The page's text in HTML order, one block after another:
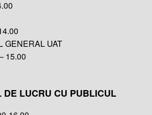
GENERAL UAT
15.00
DE LUCRU CU PUBLICUL